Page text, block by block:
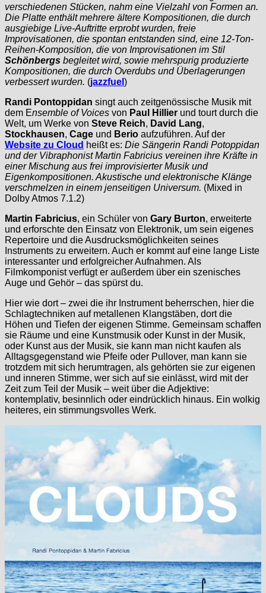
verschiedenen Stücken, nahm eine Vielzahl von Formen an.
Die Platte enthält mehrere ältere Kompositionen, die durch
ausgiebige Live-Auftritte erprobt wurden, freie
Improvisationen, die spontan entstanden sind, eine 12-Ton-
Reihen-Komposition, die von Improvisationen im Stil
Schönbergs begleitet wird, sowie mehrspurig produzierte
Kompositionen, die durch Overdubs und Überlagerungen
verbessert wurden. (jazzfuel )
Randi Pontoppidan singt auch zeitgenössische Musik mit
dem Ensemble of Voices von Paul Hillier und tourt durch die
Welt, um Werke von Steve Reich, David Lang,
Stockhausen, Cage und Berio aufzuführen. Auf der
Website zu Cloud heißt es: Die Sängerin Randi Potoppidan
und der Vibraphonist Martin Fabricius vereinen ihre Kräfte in
einer Mischung aus frei improvisierter Musik und
Eigenkompositionen. Akustische und elektronische Klänge
verschmelzen in einem jenseitigen Universum. (Mixed in
Dolby Atmos 7.1.2)
Martin Fabricius, ein Schüler von Gary Burton, erweiterte
und erforschte den Einsatz von Elektronik, um sein eigenes
Repertoire und die Ausdrucksmöglichkeiten seines
Instruments zu erweitern. Auch er kommt auf eine lange Liste
interessanter und erfolgreicher Aufnahmen. Als
Filmkomponist verfügt er außerdem über ein szenisches
Auge und Gehör – das spürst du.
Hier wie dort – zwei die ihr Instrument beherrschen, hier die
Schlagtechniken auf metallenen Klangstäben, dort die
Höhen und Tiefen der eigenen Stimme. Gemeinsam schaffen
sie Räume und eine Kunstmusik oder Kunst in der Musik,
oder Kunst aus der Musik, sie kann man nicht kaufen als
Alltagsgegenstand wie Pfeife oder Pullover, man kann sie
trotzdem mit sich herumtragen, als gehörten sie zur eigenen
und inneren Stimme, wer sich auf sie einlässt, wird mit der
Zeit zum Teil der Musik – weit über die Adjektive:
kontemplativ, besinnlich oder eindrücklich hinaus. Ein wolkig
heiteres, ein stimmungsvolles Werk.